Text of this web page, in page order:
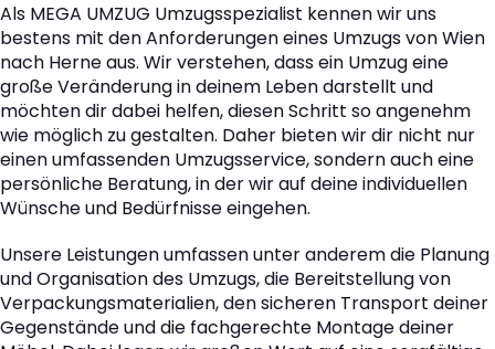
Als MEGA UMZUG Umzugsspezialist kennen wir uns
bestens mit den Anforderungen eines Umzugs von Wien
nach Herne aus. Wir verstehen, dass ein Umzug eine
große Veränderung in deinem Leben darstellt und
möchten dir dabei helfen, diesen Schritt so angenehm
wie möglich zu gestalten. Daher bieten wir dir nicht nur
einen umfassenden Umzugsservice, sondern auch eine
persönliche Beratung, in der wir auf deine individuellen
Wünsche und Bedürfnisse eingehen.
Unsere Leistungen umfassen unter anderem die Planung
und Organisation des Umzugs, die Bereitstellung von
Verpackungsmaterialien, den sicheren Transport deiner
Gegenstände und die fachgerechte Montage deiner